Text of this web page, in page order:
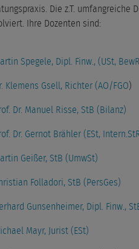
Die z.T.
Ihre Dozenten sind:
Spegele, Dipl. Finw., (USt,
Klemens Gsell, Richter (AO/FGO)
Dr. Manuel Risse, StB (Bilanz)
Dr. Gernot Brähler (ESt,
Geißer, StB (UmwSt)
Folladori, StB (PersGes)
Gunsenheimer, Dipl. Finw.,
Mayr, Jurist (ESt)